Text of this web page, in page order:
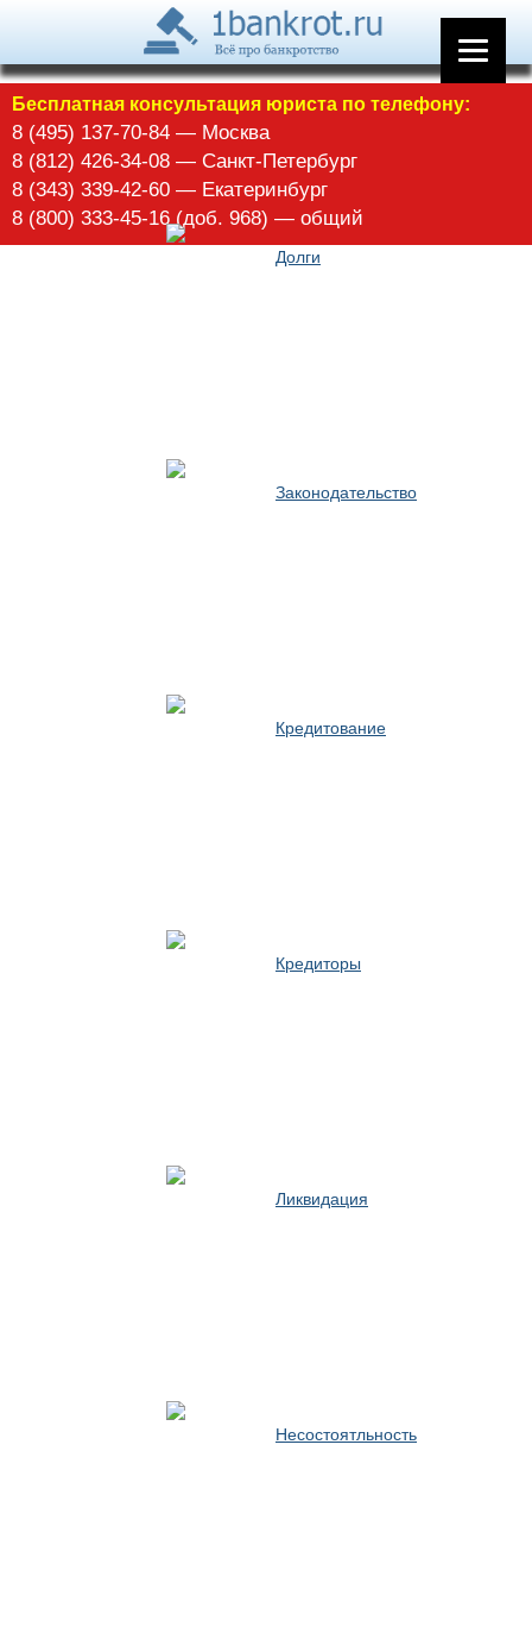
Бесплатная консультация юриста по телефону:
8 (495) 137-70-84 — Москва
8 (812) 426-34-08 — Санкт-Петербург
8 (343) 339-42-60 — Екатеринбург
8 (800) 333-45-16 (доб. 968) — общий
Арбитражное управление
Долги
Законодательство
Кредитование
Кредиторы
Ликвидация
Несостоятльность